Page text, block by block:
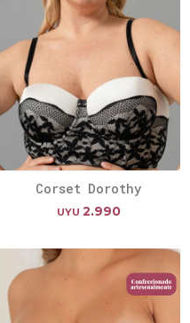
Corset Dorothy
UYU 2.990